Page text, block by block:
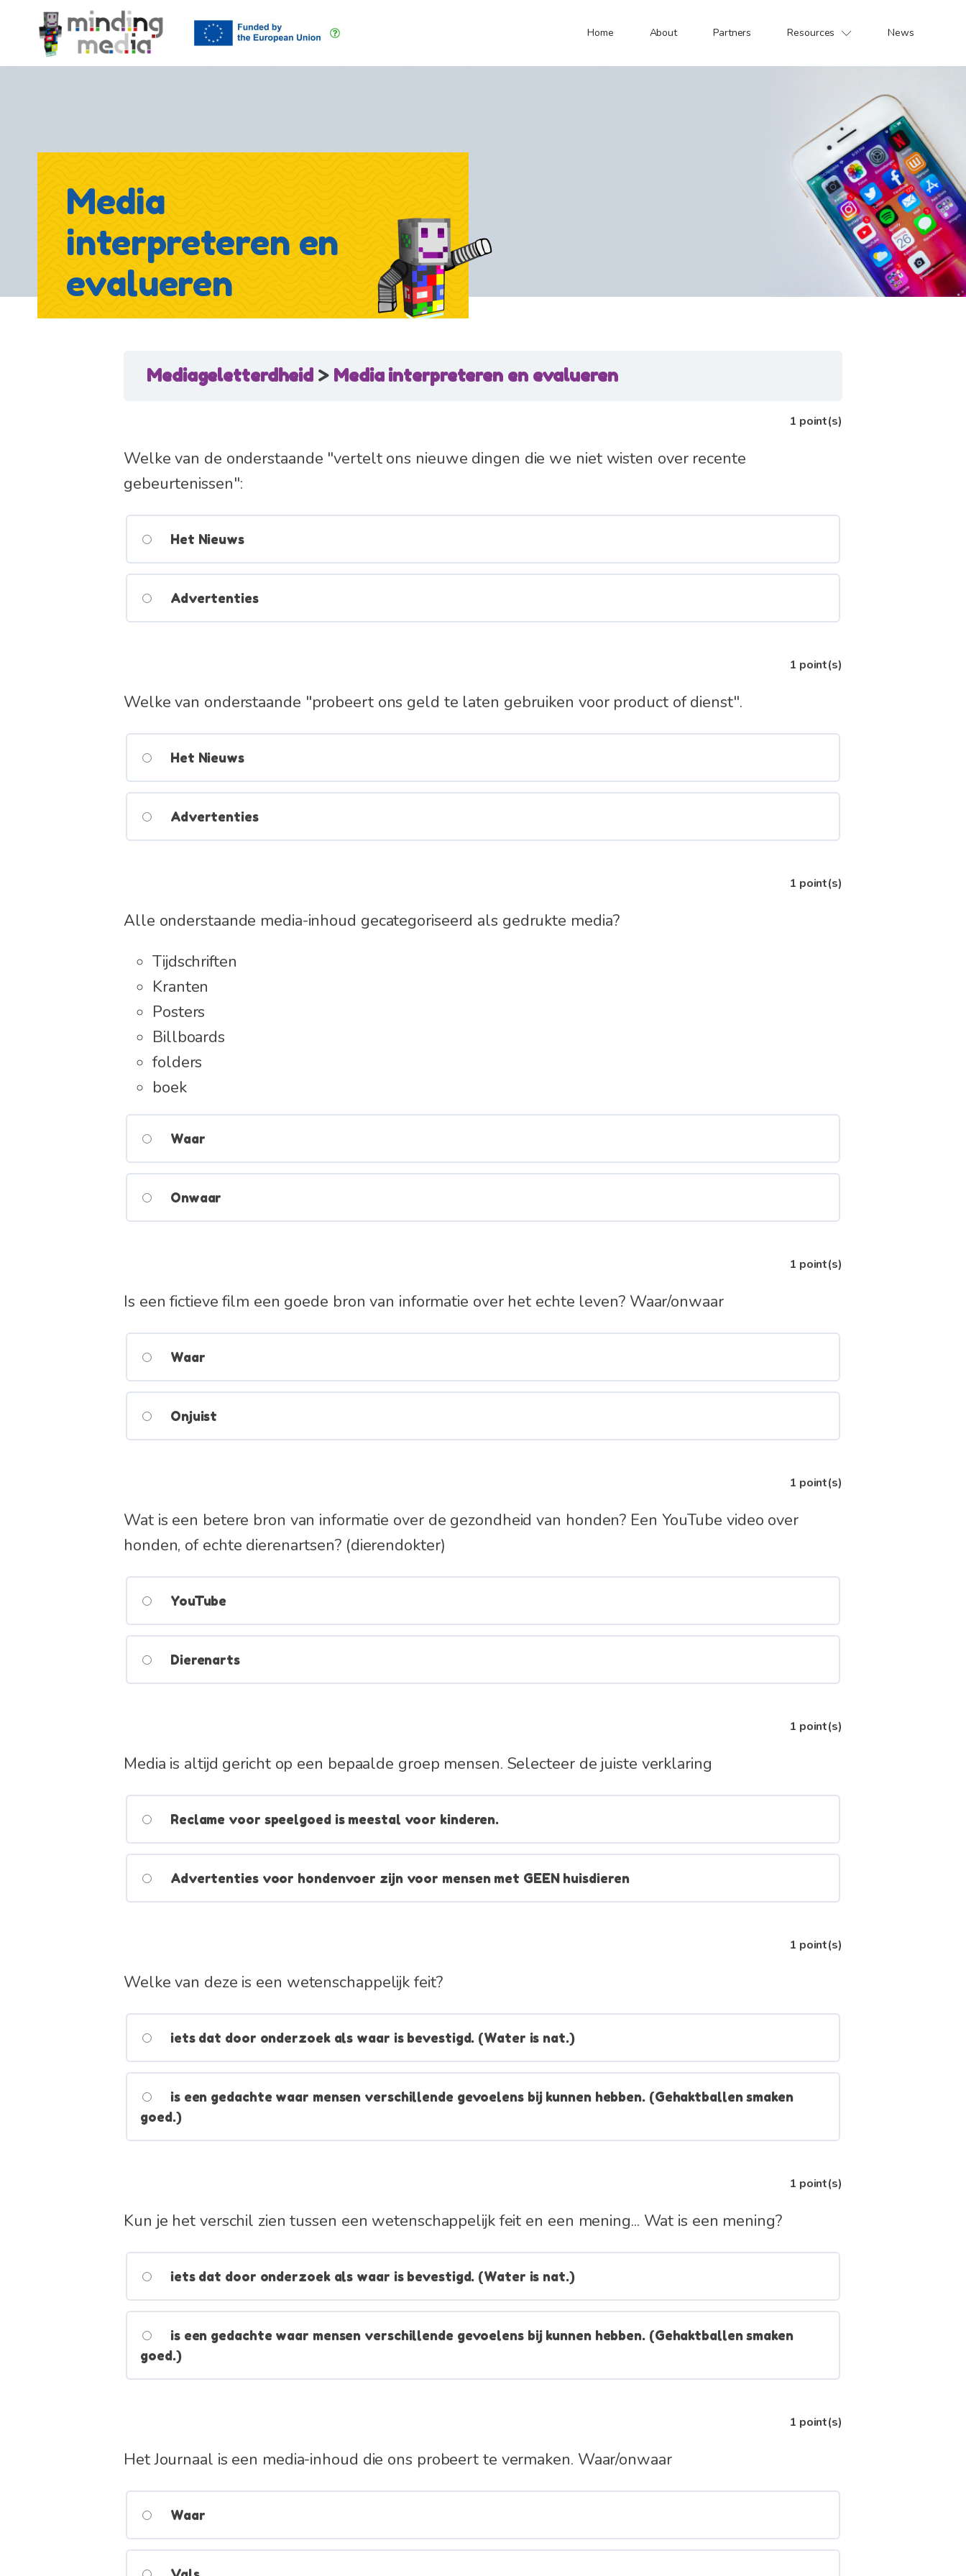
Home About Partners Resources News
Media
interpreteren en
evalueren
Mediageletterdheid Media interpreteren en evalueren
1 point(s)
Welke van de onderstaande "vertelt ons nieuwe dingen die we niet wisten over recente
gebeurtenissen":
Het Nieuws
Advertenties
1 point(s)
Welke van onderstaande "probeert ons geld te laten gebruiken voor product of dienst".
Het Nieuws
Advertenties
1 point(s)
Alle onderstaande media-inhoud gecategoriseerd als gedrukte media?
Tijdschriften
Kranten
Posters
Billboards
folders
boek
Waar
Onwaar
1 point(s)
Is een fictieve film een goede bron van informatie over het echte leven? Waar/onwaar
Waar
Onjuist
1 point(s)
Wat is een betere bron van informatie over de gezondheid van honden? Een YouTube video over
honden, of echte dierenartsen? (dierendokter)
YouTube
Dierenarts
1 point(s)
Media is altijd gericht op een bepaalde groep mensen. Selecteer de juiste verklaring
Reclame voor speelgoed is meestal voor kinderen.
Advertenties voor hondenvoer zijn voor mensen met GEEN huisdieren
1 point(s)
Welke van deze is een wetenschappelijk feit?
iets dat door onderzoek als waar is bevestigd. (Water is nat.)
is een gedachte waar mensen verschillende gevoelens bij kunnen hebben. (Gehaktballen smaken
goed.)
1 point(s)
Kun je het verschil zien tussen een wetenschappelijk feit en een mening... Wat is een mening?
iets dat door onderzoek als waar is bevestigd. (Water is nat.)
is een gedachte waar mensen verschillende gevoelens bij kunnen hebben. (Gehaktballen smaken
goed.)
1 point(s)
Het Journaal is een media-inhoud die ons probeert te vermaken. Waar/onwaar
Waar